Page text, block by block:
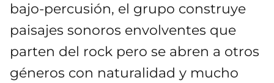
bajo-percusión, el grupo construye
paisajes sonoros envolventes que
parten del rock pero se abren a otros
géneros con naturalidad y mucho